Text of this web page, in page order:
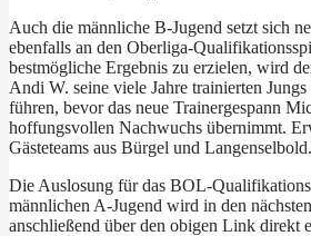
Auch die männliche B-Jugend setzt sich
ebenfalls an den Oberliga-
bestmögliche Ergebnis zu erzielen, wird
Andi W. seine viele Jahre trainierten
führen, bevor das neue Trainergespann
hoffungsvollen Nachwuchs übernimmt.
Gästeteams aus Bürgel und Langenselbold.
Die Auslosung für das BOL-
männlichen A-Jugend wird in den
anschließend über den obigen Link direkt